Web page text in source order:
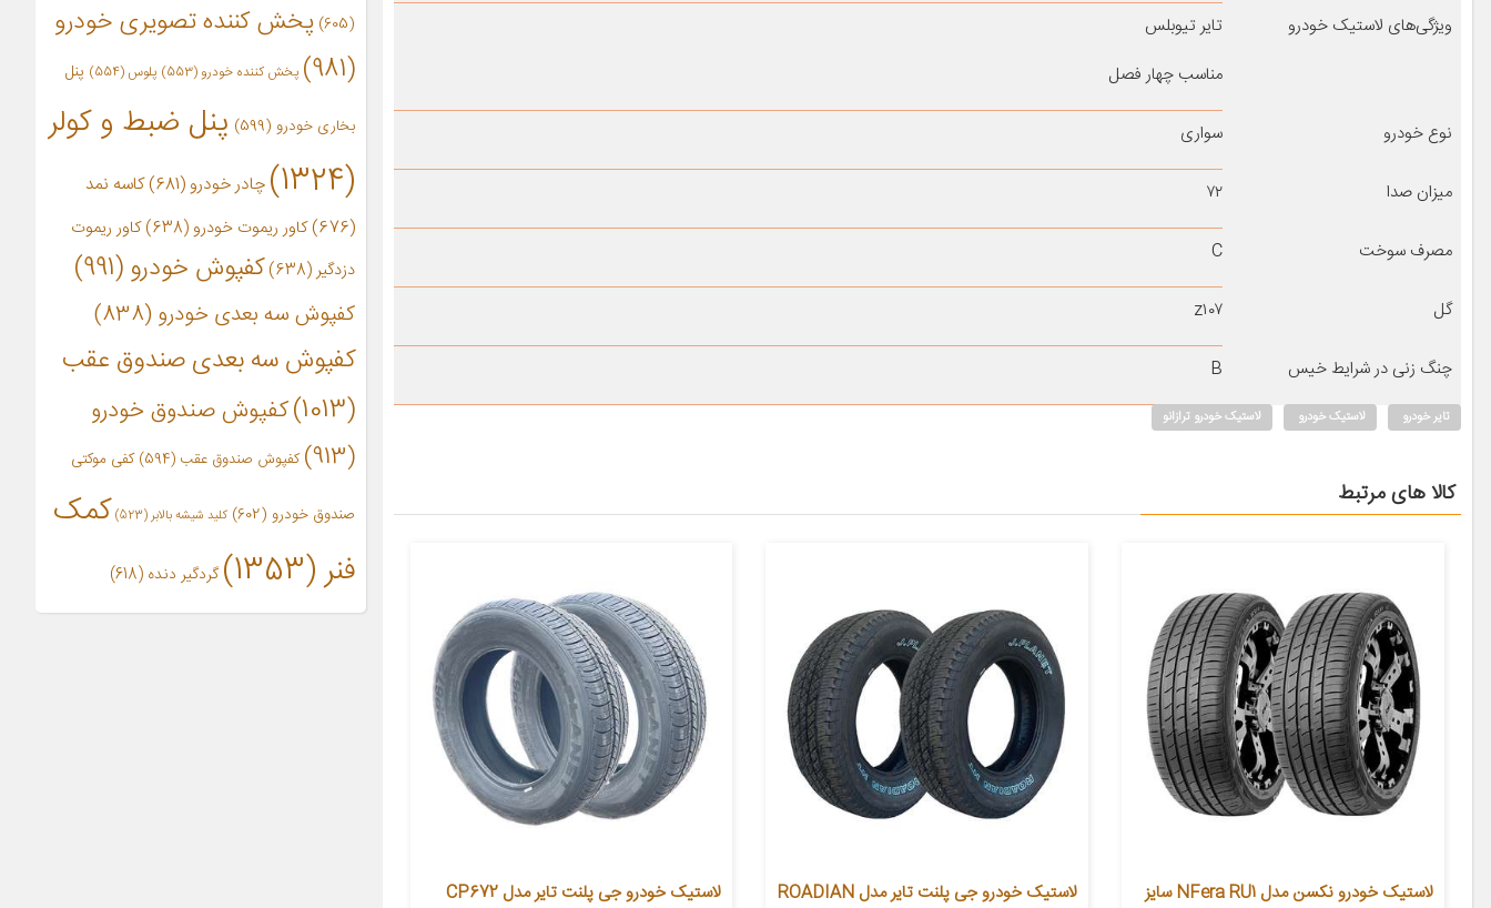
ویژگی‌های لاستیک خودرو
تایر تیوبلس
مناسب چهار فصل
نوع خودرو سواری
میزان صدا ۷۲
مصرف سوخت C
گل z۱۰۷
چنگ زنی در شرایط خیس B
تایر خودرو لاستیک خودرو لاستیک خودرو ترازانو
کالا های مرتبط
لاستیک خودرو نکسن مدل NFera RU1 سایز
لاستیک خودرو جی پلنت تایر مدل ROADIAN
لاستیک خودرو جی پلنت تایر مدل CP672
(605)
پخش کننده تصویری خودرو
(981)
پخش کننده خودرو(553) پلوس(554) پنل
بخاری خودرو (599)
پنل ضبط و کولر
(1324)
چادر خودرو (681)
کاسه نمد
(676)
کاور ریموت خودرو(638)
کاور ریموت
دزدگیر(638) کفپوش خودرو(991)
کفپوش سه بعدی خودرو (838)
کفپوش سه بعدی صندوق عقب
(1013)
کفپوش صندوق خودرو
(913)
کفپوش صندوق عقب (594) کفی موکتی
صندوق خودرو (602) کلید شیشه بالابر(523)
کمک
فنر(1353) گردگیر دنده (618)